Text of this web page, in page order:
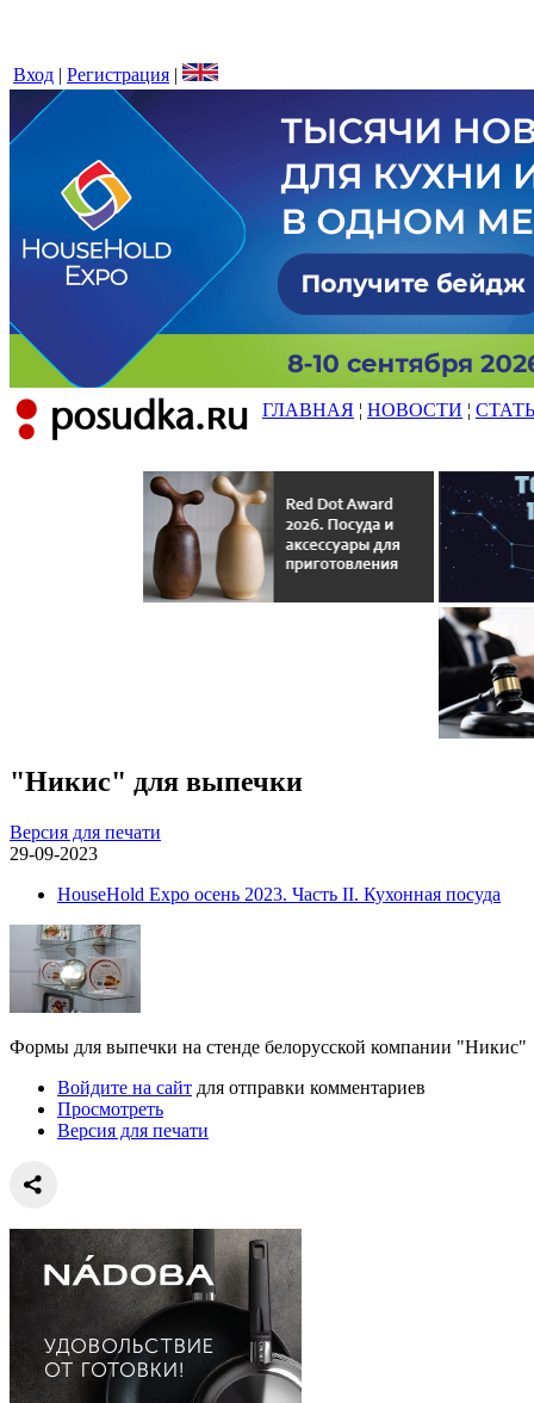
Вход | Регистрация |
ГЛАВНАЯ ¦ НОВОСТИ ¦
"Никис" для выпечки
Версия для печати
29-09-2023
HouseHold Expo осень 2023. Часть II. Кухонная посуда
Формы для выпечки на стенде белорусской компании "Никис"
Войдите на сайт для отправки комментариев
Просмотреть
Версия для печати